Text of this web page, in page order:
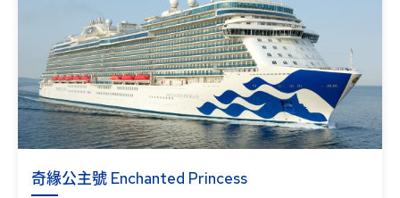
奇緣公主號 Enchanted Princess